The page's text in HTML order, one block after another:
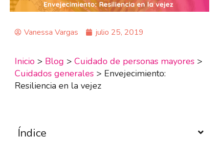
Vanessa Vargas julio 25, 2019
Inicio > Blog > Cuidado de personas mayores >
Cuidados generales > Envejecimiento:
Resiliencia en la vejez
Índice